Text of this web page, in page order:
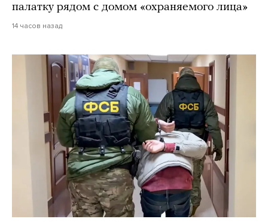
палатку рядом с домом «охраняемого лица»
14 часов назад